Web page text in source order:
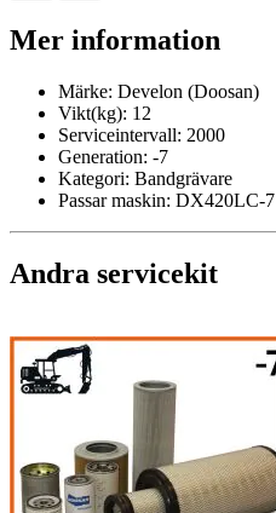
Mer information
Märke: Develon (Doosan)
Vikt(kg): 12
Serviceintervall: 2000
Generation: -7
Kategori: Bandgrävare
Passar maskin: DX420LC-7
Andra servicekit